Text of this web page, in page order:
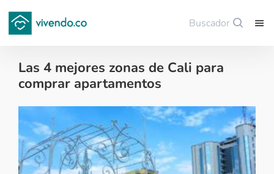
Buscador
Las 4 mejores zonas de Cali para
comprar apartamentos
Colombianos en el exterior - 2017-12-02
Guardar